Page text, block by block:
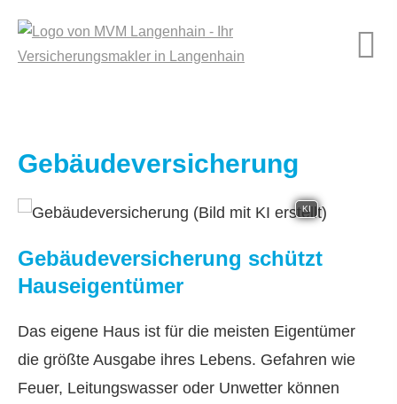
Ge­bäude­ver­si­che­rung
KI
Ge­bäude­ver­si­che­rung schützt
Hauseigentümer
Das eigene Haus ist für die meisten Eigentümer
die größte Ausgabe ihres Lebens. Gefahren wie
Feuer, Leitungswasser oder Unwetter können